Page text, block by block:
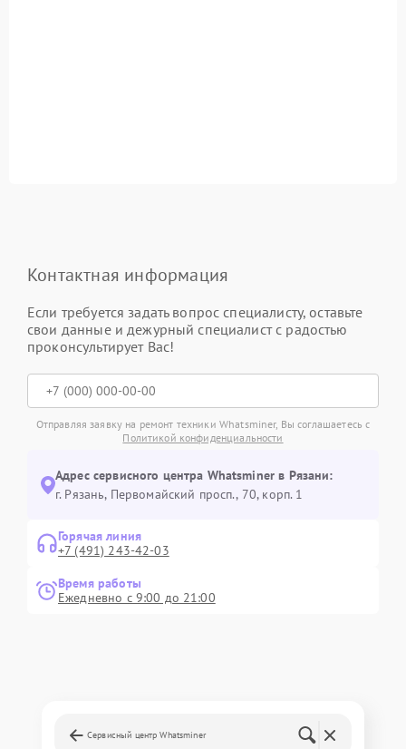
Контактная информация
Если требуется задать вопрос специалисту, оставьте
свои данные и дежурный специалист с радостью
проконсультирует Вас!
Отправляя заявку на ремонт техники Whatsminer, Вы соглашаетесь с
Политикой конфиденциальности
Адрес сервисного центра Whatsminer в Рязани:
г. Рязань, Первомайский просп., 70, корп. 1
Горячая линия
+7 (491) 243-42-03
Время работы
Ежедневно с 9:00 до 21:00
Сервисный центр Whatsminer